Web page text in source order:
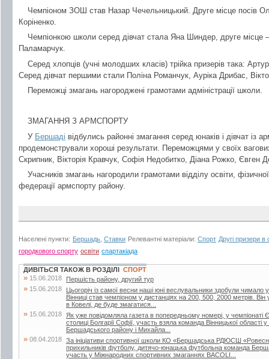
Чемпіоном ЗОШ став Назар Чечельницький. Друге місце посів
Коріненко.
Чемпіонкою школи серед дівчат стала Яна Шиндер, друге місце
Паламарчук.
Серед хлопців (учні молодших класів) трійка призерів така:
Серед дівчат першими стали Поліна Романчук, Ауріка Дрибас,
Переможці змагань нагороджені грамотами адміністрації школи.
ЗМАГАННЯ З АРМСПОРТУ
У Бершаді відбулись районні змагання серед юнаків і дівчат із
продемонстрували хороші результати. Переможцями у своїх
Скрипник, Вікторія Кравчук, Софія Недобитко, Діана Рожко, Євген
Учасників змагань нагородили грамотами відділу освіти,
федерації армспорту району.
Населені пункти: Бершадь Ставки Релевантні матеріали: Спорт Другі призери в
городкового спорту освіти спартакіада
ДИВІТЬСЯ ТАКОЖ В РОЗДІЛІ СПОРТ
» 15.06.2018 Першість району, другий тур
» 15.06.2018
Цьогоріч із самої весни наші юні веслувальники здобули чимало
Вінниці став чемпіоном у дистанціях на 200, 500, 2000 метрів.
в Ковелі, де буде змагатися...
» 15.06.2018
Як уже повідомляла газета в попередньому номері, у чемпіонаті
столиці Болгарії Софії, участь взяла команда Вінницької області
Бершадського району і Михайла...
» 08.04.2018 За ініціативи спортивної школи КО «Бершадська РДЮСШ
прихильників футболу, дитячо-юнацька футбольна команда
участь у Міжнародних спортивних змаганнях BACOLI...